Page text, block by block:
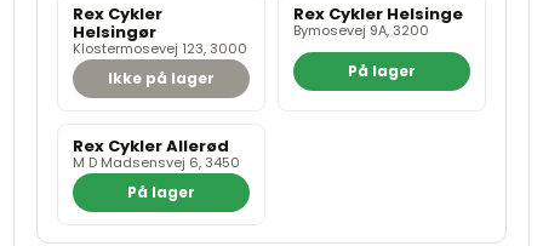
Rex Cykler
Helsingør
Klostermosevej 123, 3000
Ikke på lager
Rex Cykler Helsinge
Bymosevej 9A, 3200
På lager
Rex Cykler Allerød
M D Madsensvej 6, 3450
På lager